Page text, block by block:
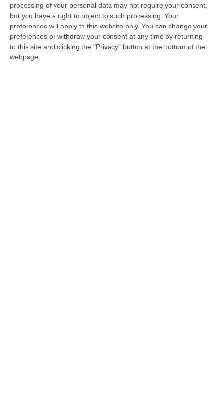
processing of your personal data may not require your consent,
but you have a right to object to such processing. Your
preferences will apply to this website only. You can change your
preferences or withdraw your consent at any time by returning
to this site and clicking the "Privacy" button at the bottom of the
webpage.
propria terra e per il proprio territorio e
dall’istinto di impegnarsi per il bene comune.
Due anni di intenso lavoro, per l’artista e per
la Prometeus, fino al compimento di un’opera